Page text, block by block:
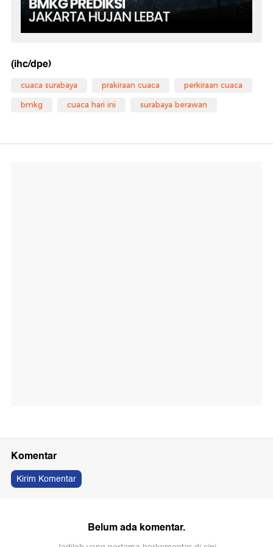
(ihc/dpe)
cuaca surabaya prakiraan cuaca perkiraan cuaca
bmkg cuaca hari ini surabaya berawan
Komentar
Kirim Komentar
Belum ada komentar.